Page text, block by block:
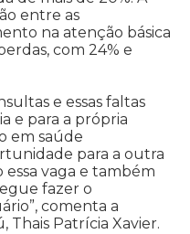
entre as
na atenção básica
com 24% e
e essas faltas
e para a própria
em saúde
para a outra
vaga e também
fazer o
comenta a
Thais Patrícia Xavier.